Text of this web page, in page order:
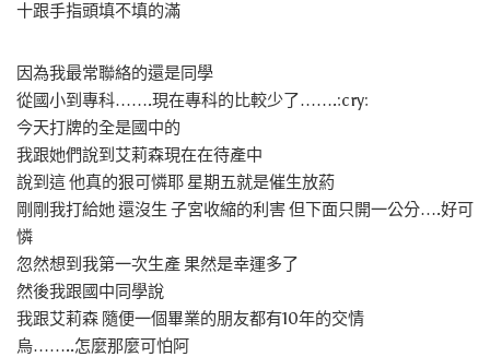
十跟手指頭填不填的滿
因為我最常聯絡的還是同學
從國小到專科…….現在專科的比較少了…….:cry:
今天打牌的全是國中的
我跟她們說到艾莉森現在在待產中
說到這 他真的狠可憐耶 星期五就是催生放葯
剛剛我打給她 還沒生 子宮收縮的利害 但下面只開一公分….好可
憐
忽然想到我第一次生產 果然是幸運多了
然後我跟國中同學說
我跟艾莉森 隨便一個畢業的朋友都有10年的交情
烏……..怎麼那麼可怕阿